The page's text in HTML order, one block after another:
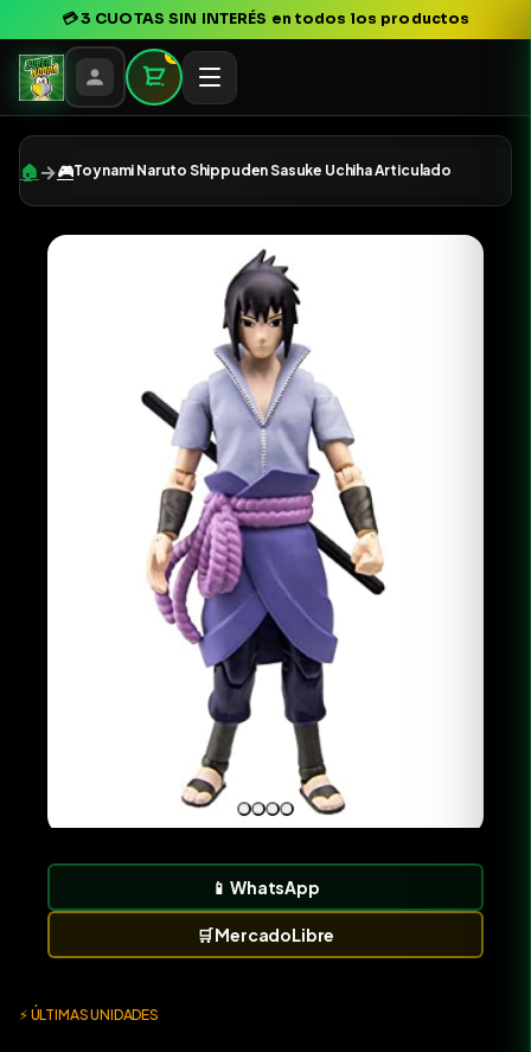
💳3 CUOTAS SIN INTERÉS en todos los productos
0
🏠 →🎮Toynami Naruto Shippuden Sasuke Uchiha Articulado
📱WhatsApp
🛒MercadoLibre
⚡ ÚLTIMAS UNIDADES